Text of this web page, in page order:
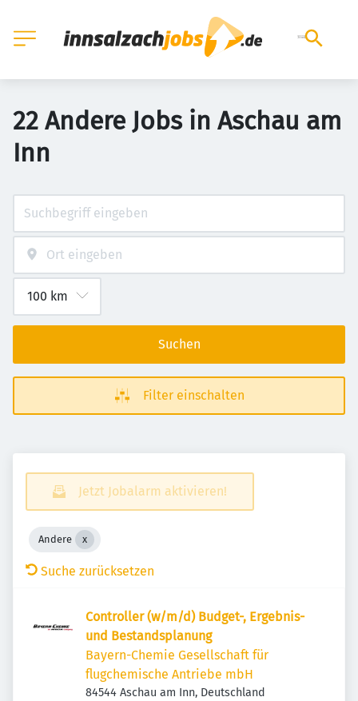
22 Andere Jobs in Aschau am
Inn
Suchen
Filter einschalten
Jetzt Jobalarm aktivieren!
Andere
Suche zurücksetzen
Controller (w/m/d) Budget-, Ergebnis-
und Bestandsplanung
Bayern-Chemie Gesellschaft für
flugchemische Antriebe mbH
84544 Aschau am Inn, Deutschland